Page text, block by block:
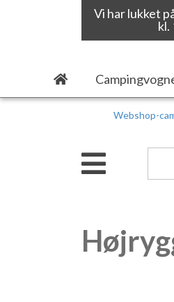
Vi har lukket
kl.
Webshop-